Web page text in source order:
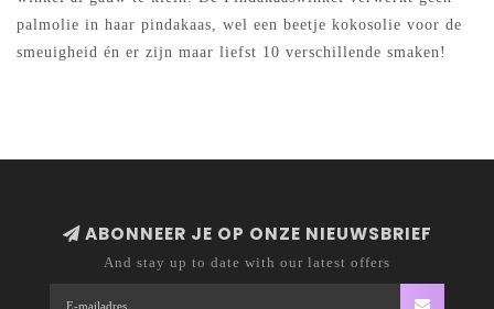
palmolie in haar pindakaas, wel een beetje kokosolie voor de
smeuigheid én er zijn maar liefst 10 verschillende smaken!
ABONNEER JE OP ONZE NIEUWSBRIEF
And stay up to date with our latest offers